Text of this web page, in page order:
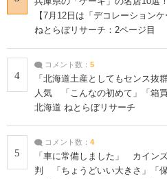
【7月12日は「デコレーション
ねとらぼリサーチ：2ページ目
4
コメント数： 5
「北海道土産としてもセンス抜
人気 「こんなの初めて」「箱
北海道 ねとらぼリサーチ
5
コメント数： 4
「車に常備しました」 カイン
判 「ちょうどいい大きさ」「